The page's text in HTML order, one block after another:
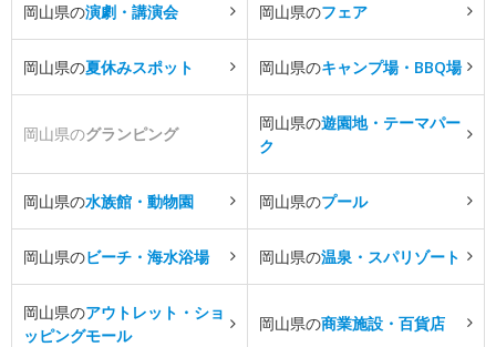
岡山県の演劇・講演会 岡山県のフェア
岡山県の夏休みスポット 岡山県のキャンプ場・BBQ場
岡山県のグランピング
岡山県の遊園地・テーマパー
ク
岡山県の水族館・動物園 岡山県のプール
岡山県のビーチ・海水浴場 岡山県の温泉・スパリゾート
岡山県のアウトレット・ショ
ッピングモール
岡山県の商業施設・百貨店